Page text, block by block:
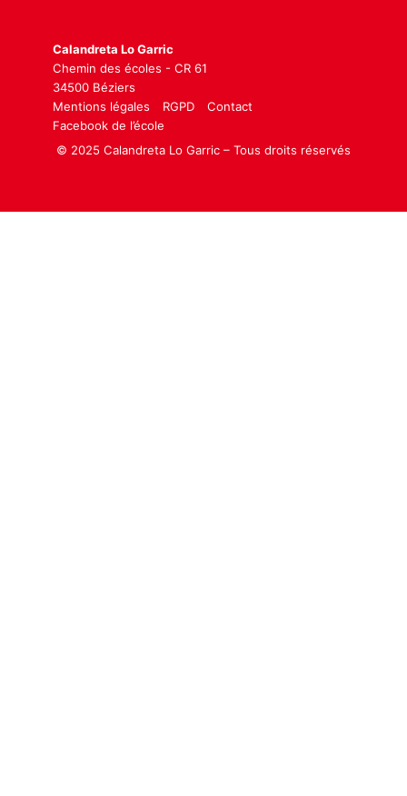
Calandreta Lo Garric
Chemin des écoles - CR 61
34500 Béziers
Mentions légales
RGPD
Contact
Facebook de l’école
© 2025 Calandreta Lo Garric – Tous droits réservés